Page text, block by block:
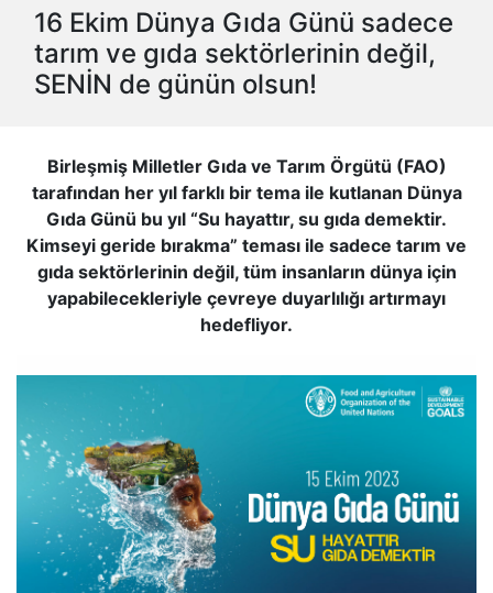
16 Ekim Dünya Gıda Günü sadece
tarım ve gıda sektörlerinin değil,
SENİN de günün olsun!
Birleşmiş Milletler Gıda ve Tarım Örgütü (FAO)
tarafından her yıl farklı bir tema ile kutlanan Dünya
Gıda Günü bu yıl “Su hayattır, su gıda demektir.
Kimseyi geride bırakma” teması ile sadece tarım ve
gıda sektörlerinin değil, tüm insanların dünya için
yapabilecekleriyle çevreye duyarlılığı artırmayı
hedefliyor.